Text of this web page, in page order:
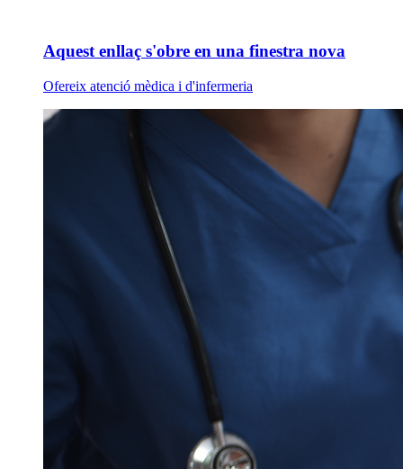
Aquest enllaç s'obre en una finestra nova
Ofereix atenció mèdica i d'infermeria